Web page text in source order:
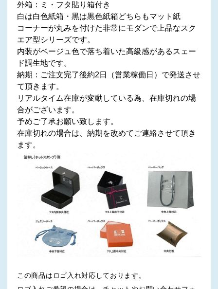
外箱：ミ・フタ貼り箱付き
白は白色紙箱・黒は黒色紙箱どちらもマット紙
コーナーが丸みを付けた非常にモダンで上品なスク
エア型シリーズです。
内装がベージュ色で落ち着いた高級感があるスェー
ド調生地です。
納期：ご注文完了後約2日（営業稼働日）で発送させ
て頂きます。
リアルタイム在庫が変動している為、在庫切れの場
合がございます。
予めご了承お願い致します。
在庫切れの場合は、納期を改めてご連絡させて頂き
ます。
この商品はロゴ入れ対応しております。